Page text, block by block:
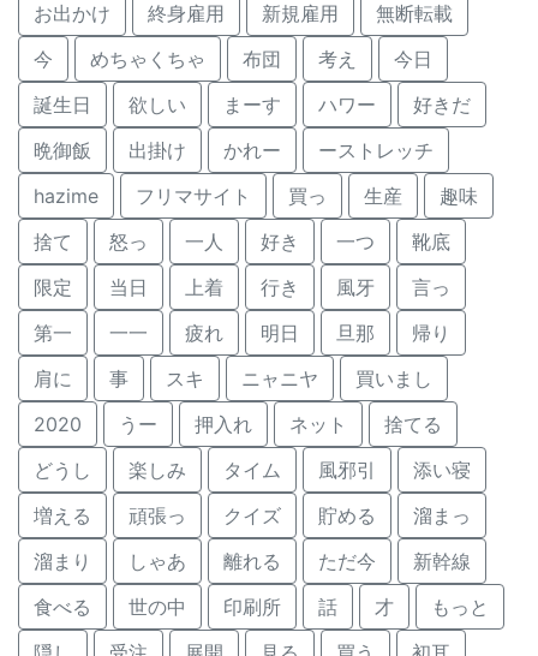
お出かけ
終身雇用 新規雇用
無断転載
今
めちゃくちゃ 布団 考え
今日
誕生日
欲しい まーす ハワー
好きだ
晩御飯
出掛け かれー
ーストレッチ
hazime
フリマサイト 買っ 生産
趣味
捨て
怒っ 一人 好き 一つ
靴底
限定
当日 上着 行き 風牙
言っ
第一
一一 疲れ 明日 旦那
帰り
肩に
事 スキ ニャニヤ
買いまし
2020
うー 押入れ ネット
捨てる
どうし
楽しみ タイム 風邪引
添い寝
増える
頑張っ クイズ 貯める
溜まっ
溜まり
しゃあ 離れる ただ今
新幹線
食べる
世の中 印刷所 話 才
もっと